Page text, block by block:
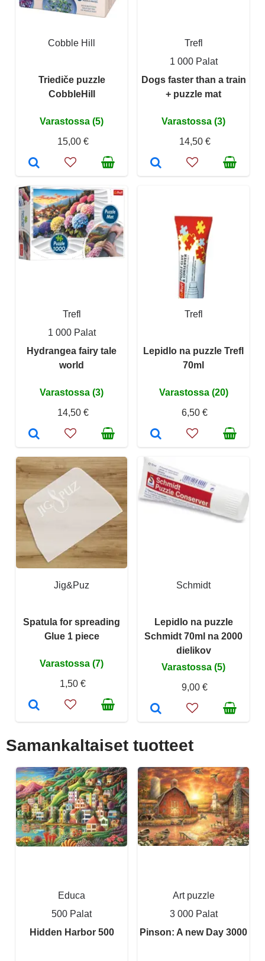
Cobble Hill
Triediče puzzle
CobbleHill
Varastossa (5)
15,00 €
Trefl
1 000 Palat
Dogs faster than a train
+ puzzle mat
Varastossa (3)
14,50 €
Trefl
1 000 Palat
Hydrangea fairy tale
world
Varastossa (3)
14,50 €
Trefl
Lepidlo na puzzle Trefl
70ml
Varastossa (20)
6,50 €
Jig&Puz
Spatula for spreading
Glue 1 piece
Varastossa (7)
1,50 €
Schmidt
Lepidlo na puzzle
Schmidt 70ml na 2000
dielikov
Varastossa (5)
9,00 €
Samankaltaiset tuotteet
Educa
500 Palat
Hidden Harbor 500
Art puzzle
3 000 Palat
Pinson: A new Day 3000